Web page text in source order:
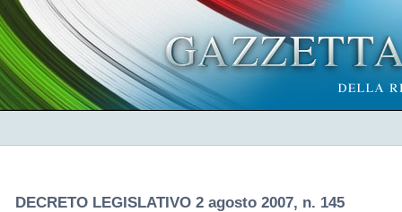
DECRETO LEGISLATIVO 2 agosto 2007, n. 145